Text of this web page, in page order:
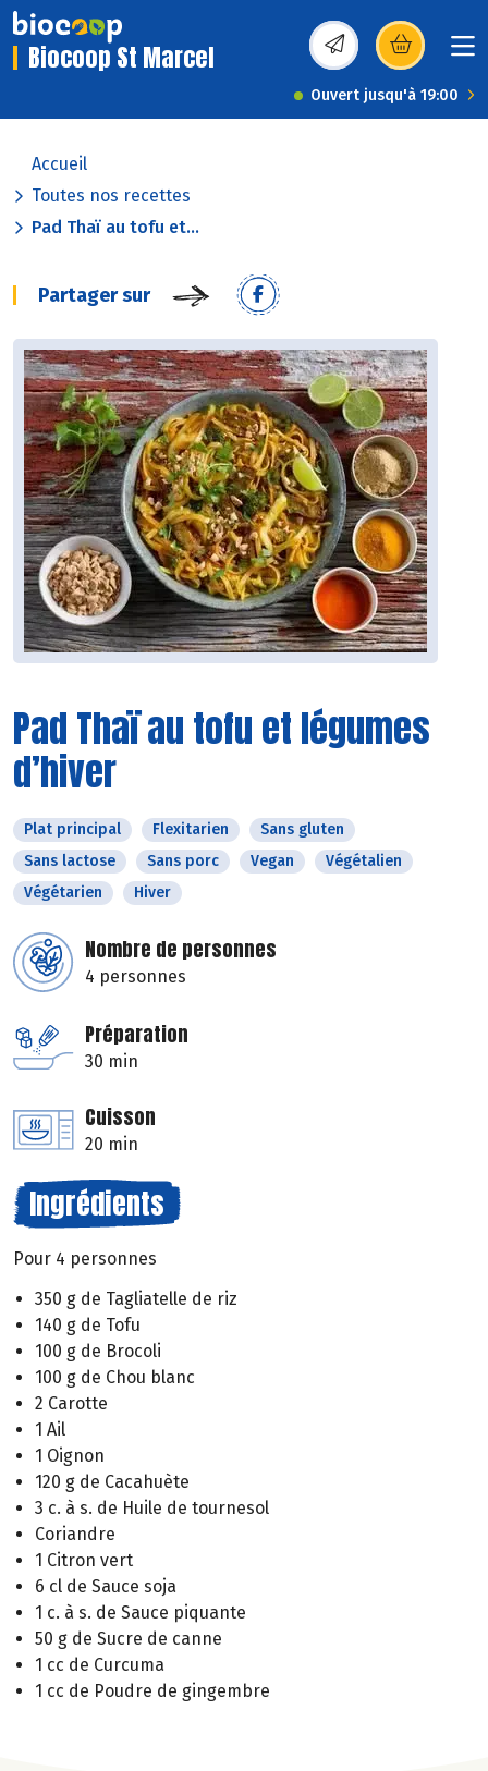
Biocoop St Marcel (s’ouvre dans une
Ouvert jusqu'à 19:00
Accueil
Toutes nos recettes
Pad Thaï au tofu et...
Partager sur
Pad Thaï au tofu et légumes
d’hiver
Plat principal Flexitarien
Sans gluten
Sans lactose
Sans porc Vegan
Végétalien
Végétarien
Hiver
Nombre de personnes
4 personnes
Préparation
30 min
Cuisson
20 min
Ingrédients
Pour 4 personnes
350 g de Tagliatelle de riz
140 g de Tofu
100 g de Brocoli
100 g de Chou blanc
2 Carotte
1 Ail
1 Oignon
120 g de Cacahuète
3 c. à s. de Huile de tournesol
Coriandre
1 Citron vert
6 cl de Sauce soja
1 c. à s. de Sauce piquante
50 g de Sucre de canne
1 cc de Curcuma
1 cc de Poudre de gingembre